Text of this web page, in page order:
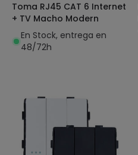
Toma RJ45 CAT 6 Internet
+ TV Macho Modern
En Stock, entrega en
48/72h